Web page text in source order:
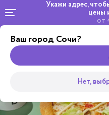
Укажи адрес,
цены
от
Ваш город Сочи?
Нет,
by
Жульверик
Комбо и